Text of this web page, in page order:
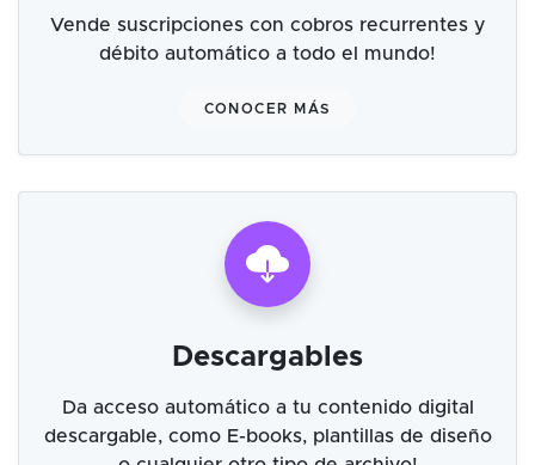
Vende suscripciones con cobros recurrentes y
débito automático a todo el mundo!
CONOCER MÁS
Descargables
Da acceso automático a tu contenido digital
descargable, como E-books, plantillas de diseño